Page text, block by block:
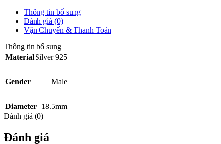
Thông tin bổ sung
Đánh giá (0)
Vận Chuyển & Thanh Toán
Thông tin bổ sung
MaterialSilver 925
Gender Male
Diameter
18.5mm
Đánh giá (0)
Đánh giá